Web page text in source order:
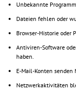
Unbekannte
Dateien fehlen oder
Browser-Historie oder
Antiviren-Software
haben.
E-Mail-Konten senden
Netzwerkaktivitäten